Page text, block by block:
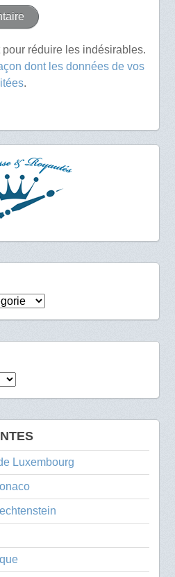
réduire les indésirables.
dont les données de vos
.
Luxembourg